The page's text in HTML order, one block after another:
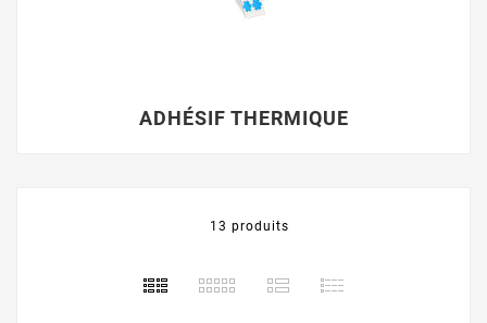
ADHÉSIF THERMIQUE
13 produits